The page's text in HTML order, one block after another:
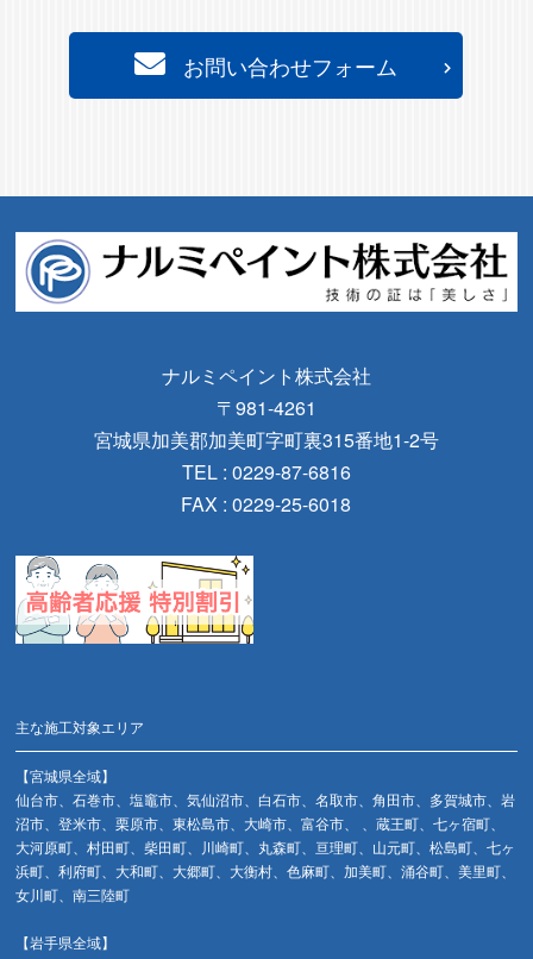
お問い合わせフォーム
ナルミペイント株式会社
〒981-4261
宮城県加美郡加美町字町裏315番地1-2号
TEL : 0229-87-6816
FAX : 0229-25-6018
主な施工対象エリア
【宮城県全域】
仙台市、石巻市、塩竈市、気仙沼市、白石市、名取市、角田市、多賀城市、岩
沼市、登米市、栗原市、東松島市、大崎市、富谷市、 、蔵王町、七ヶ宿町、
大河原町、村田町、柴田町、川崎町、丸森町、亘理町、山元町、松島町、七ヶ
浜町、利府町、大和町、大郷町、大衡村、色麻町、加美町、涌谷町、美里町、
女川町、南三陸町
【岩手県全域】